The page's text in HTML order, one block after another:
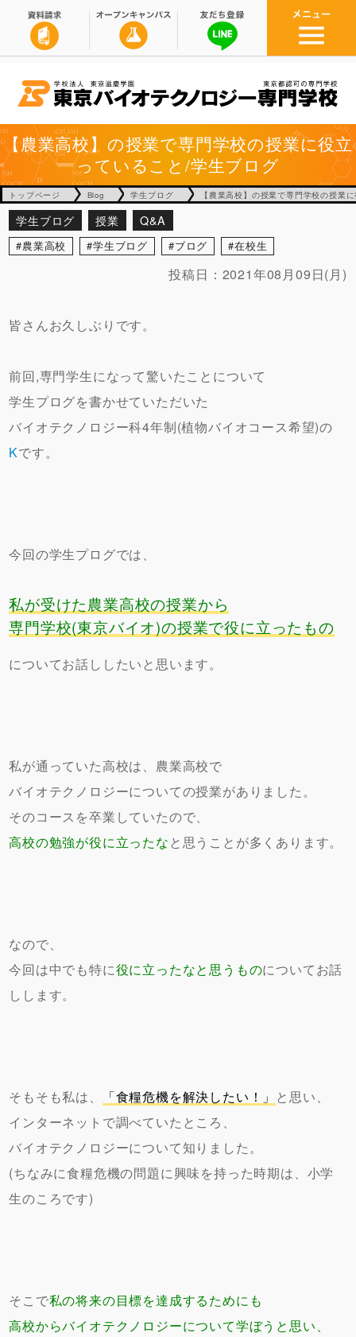
【農業高校】の授業で専門学校の授業に役立
っていること/学生ブログ
トップページ Blog 学生ブログ 【農業高校】の授業で専門学校の授業
学生ブログ 授業 Q&A
農業高校 学生ブログ ブログ 在校生
投稿日： 2021年08月09日(月)
皆さんお久しぶりです。
前回,専門学生になって驚いたことについて
学生プログを書かせていただいた
バイオテクノロジー科4年制(植物バイオコース希望)の
Kです。
今回の学生プログでは、
私が受けた農業高校の授業から
専門学校(東京バイオ)の授業で役に立ったもの
についてお話ししたいと思います。
私が通っていた高校は、農業高校で
バイオテクノロジーについての授業がありました。
そのコースを卒業していたので、
高校の勉強が役に立ったな と思うことが多くあります。
なので、
今回は中でも特に役に立ったなと思うものについてお話
しします。
そもそも私は、 「食糧危機を解決したい！」 と思い、
インターネットで調べていたところ、
バイオテクノロジーについて知りました。
(ちなみに食糧危機の問題に興味を持った時期は、小学
生のころです)
そこで私の将来の目標を達成するためにも
高校からバイオテクノロジーについて学ぼうと思い、